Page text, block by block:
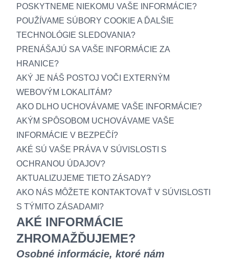
POSKYTNEME NIEKOMU VAŠE INFORMÁCIE?
POUŽÍVAME SÚBORY COOKIE A ĎALŠIE
TECHNOLÓGIE SLEDOVANIA?
PRENÁŠAJÚ SA VAŠE INFORMÁCIE ZA
HRANICE?
AKÝ JE NÁŠ POSTOJ VOČI EXTERNÝM
WEBOVÝM LOKALITÁM?
AKO DLHO UCHOVÁVAME VAŠE INFORMÁCIE?
AKÝM SPÔSOBOM UCHOVÁVAME VAŠE
INFORMÁCIE V BEZPEČÍ?
AKÉ SÚ VAŠE PRÁVA V SÚVISLOSTI S
OCHRANOU ÚDAJOV?
AKTUALIZUJEME TIETO ZÁSADY?
AKO NÁS MÔŽETE KONTAKTOVAŤ V SÚVISLOSTI
S TÝMITO ZÁSADAMI?
AKÉ INFORMÁCIE
ZHROMAŽĎUJEME?
Osobné informácie, ktoré nám